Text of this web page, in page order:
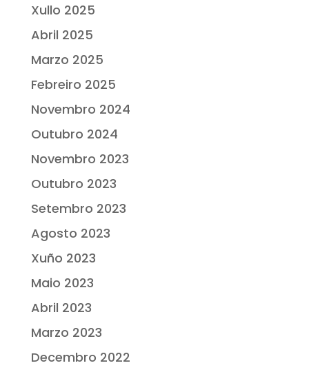
Xullo 2025
Abril 2025
Marzo 2025
Febreiro 2025
Novembro 2024
Outubro 2024
Novembro 2023
Outubro 2023
Setembro 2023
Agosto 2023
Xuño 2023
Maio 2023
Abril 2023
Marzo 2023
Decembro 2022